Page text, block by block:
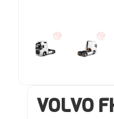
VOLVO